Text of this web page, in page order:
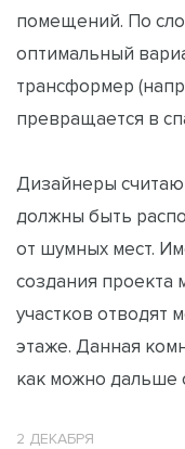
помещений. По
оптимальный
трансформер
превращается в
Дизайнеры
должны быть
от шумных мест.
создания проекта
участков отводят
этаже. Данная
как можно дальше
2 ДЕКАБРЯ